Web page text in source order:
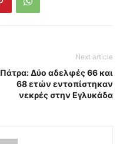
Next article
Πάτρα: Δύο αδελφές 66 και
68 ετών εντοπίστηκαν
νεκρές στην Εγλυκάδα